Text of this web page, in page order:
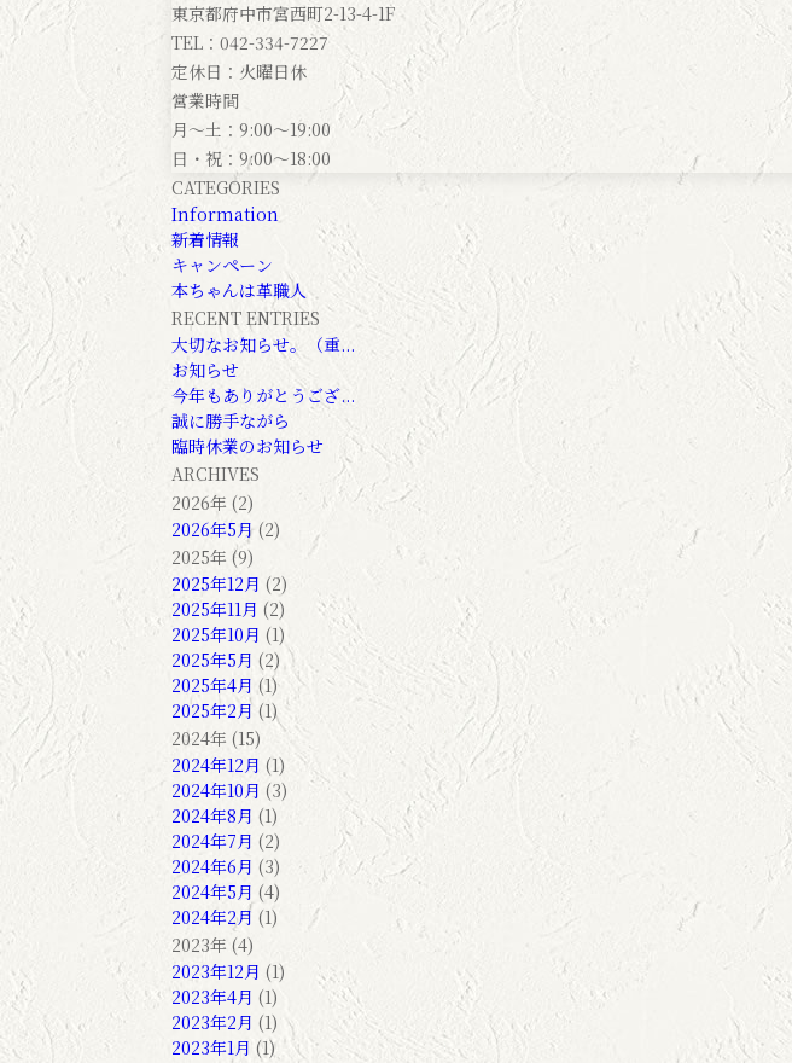
東京都府中市宮西町2-13-4-1F
TEL：042-334-7227
定休日：火曜日休
営業時間
月～土：9:00～19:00
日・祝：9:00～18:00
CATEGORIES
Information
新着情報
キャンペーン
本ちゃんは革職人
RECENT ENTRIES
大切なお知らせ。（重...
お知らせ
今年もありがとうござ...
誠に勝手ながら
臨時休業のお知らせ
ARCHIVES
2026年 (2)
2026年5月 (2)
2025年 (9)
2025年12月 (2)
2025年11月 (2)
2025年10月 (1)
2025年5月 (2)
2025年4月 (1)
2025年2月 (1)
2024年 (15)
2024年12月 (1)
2024年10月 (3)
2024年8月 (1)
2024年7月 (2)
2024年6月 (3)
2024年5月 (4)
2024年2月 (1)
2023年 (4)
2023年12月 (1)
2023年4月 (1)
2023年2月 (1)
2023年1月 (1)